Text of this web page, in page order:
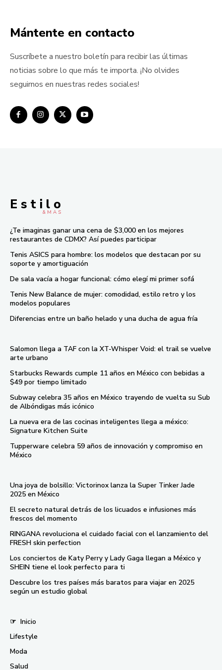
Mántente en contacto
Suscríbete a nuestro boletín para recibir las últimas
noticias sobre lo que más te importa. ¡No olvides
seguirnos en nuestras redes sociales!
E s t i l o
& M À S
¿Te imaginas ganar una cena de $3,000 en los mejores
restaurantes de CDMX? Así puedes participar
Tenis ASICS para hombre: los modelos que destacan por su
soporte y amortiguación
De sala vacía a hogar funcional: cómo elegí mi primer sofá
Tenis New Balance de mujer: comodidad, estilo retro y los
modelos populares
Diferencias entre un baño helado y una ducha de agua fría
Salomon llega a TAF con la XT-Whisper Void: el trail se vuelve
arte urbano
Starbucks Rewards cumple 11 años en México con bebidas a
$49 por tiempo limitado
Subway celebra 35 años en México trayendo de vuelta su Sub
de Albóndigas más icónico
La nueva era de las cocinas inteligentes llega a méxico:
Signature Kitchen Suite
Tupperware celebra 59 años de innovación y compromiso en
México
Una joya de bolsillo: Victorinox lanza la Super Tinker Jade
2025 en México
El secreto natural detrás de los licuados e infusiones más
frescos del momento
RINGANA revoluciona el cuidado facial con el lanzamiento del
FRESH skin perfection
Los conciertos de Katy Perry y Lady Gaga llegan a México y
SHEIN tiene el look perfecto para ti
Descubre los tres países más baratos para viajar en 2025
según un estudio global
☞ Inicio
Lifestyle
Moda
Salud